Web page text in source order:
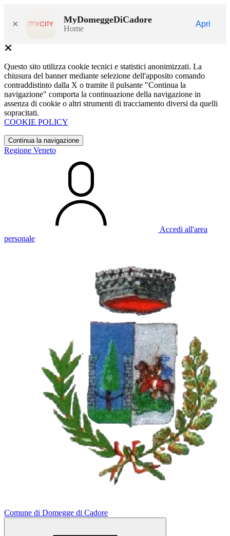
× MyDomeggeDiCadore
Home
Apri
Questo sito utilizza cookie tecnici e statistici anonimizzati. La
chiusura del banner mediante selezione dell'apposito comando
contraddistinto dalla X o tramite il pulsante "Continua la
navigazione" comporta la continuazione della navigazione in
assenza di cookie o altri strumenti di tracciamento diversi da quelli
sopracitati.
COOKIE POLICY
Continua la navigazione
Regione Veneto
Accedi all'area
personale
Comune di Domegge di Cadore